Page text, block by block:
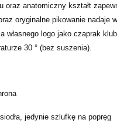
oraz anatomiczny kształt
oryginalne pikowanie nadaje
własnego logo jako czaprak
30 ° (bez suszenia).
jedynie szlufkę na popręg